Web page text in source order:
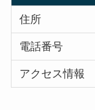
住所
電話番号
アクセス情報